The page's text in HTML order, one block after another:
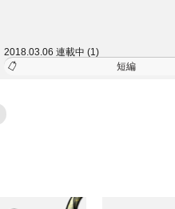
2018.03.06 連載中 (1)
短編